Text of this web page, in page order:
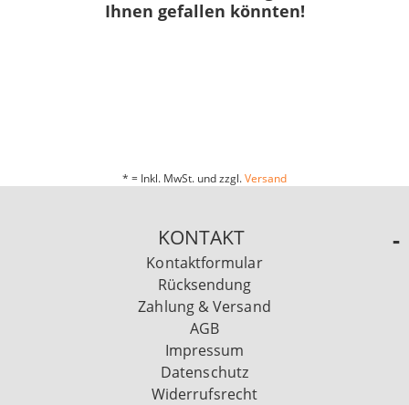
Ihnen gefallen könnten!
* = Inkl. MwSt. und zzgl.Versand
KONTAKT
Kontaktformular
Rücksendung
Zahlung & Versand
AGB
Impressum
Datenschutz
Widerrufsrecht